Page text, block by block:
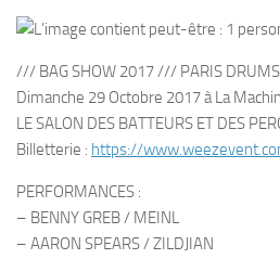
/// BAG SHOW 2017 /// PARIS
Dimanche 29 Octobre 2017 à La
LE SALON DES BATTEURS ET DES
Billetterie : https://
PERFORMANCES :
– BENNY GREB / MEINL
– AARON SPEARS / ZILDJIAN